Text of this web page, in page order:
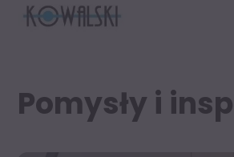
Pomysły i